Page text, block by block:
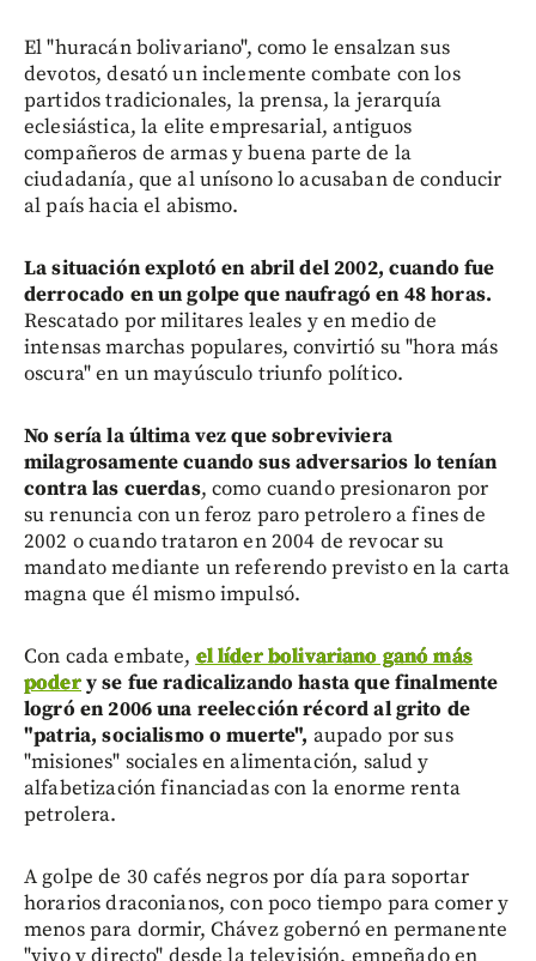
El "huracán bolivariano", como le ensalzan sus
devotos, desató un inclemente combate con los
partidos tradicionales, la prensa, la jerarquía
eclesiástica, la elite empresarial, antiguos
compañeros de armas y buena parte de la
ciudadanía, que al unísono lo acusaban de conducir
al país hacia el abismo.
La situación explotó en abril del 2002, cuando fue
derrocado en un golpe que naufragó en 48 horas.
Rescatado por militares leales y en medio de
intensas marchas populares, convirtió su "hora más
oscura" en un mayúsculo triunfo político.
No sería la última vez que sobreviviera
milagrosamente cuando sus adversarios lo tenían
contra las cuerdas, como cuando presionaron por
su renuncia con un feroz paro petrolero a fines de
2002 o cuando trataron en 2004 de revocar su
mandato mediante un referendo previsto en la carta
magna que él mismo impulsó.
Con cada embate, el líder bolivariano ganó más
podery se fue radicalizando hasta que finalmente
logró en 2006 una reelección récord al grito de
"patria, socialismo o muerte", aupado por sus
"misiones" sociales en alimentación, salud y
alfabetización financiadas con la enorme renta
petrolera.
A golpe de 30 cafés negros por día para soportar
horarios draconianos, con poco tiempo para comer y
menos para dormir, Chávez gobernó en permanente
"vivo y directo" desde la televisión, empeñado en